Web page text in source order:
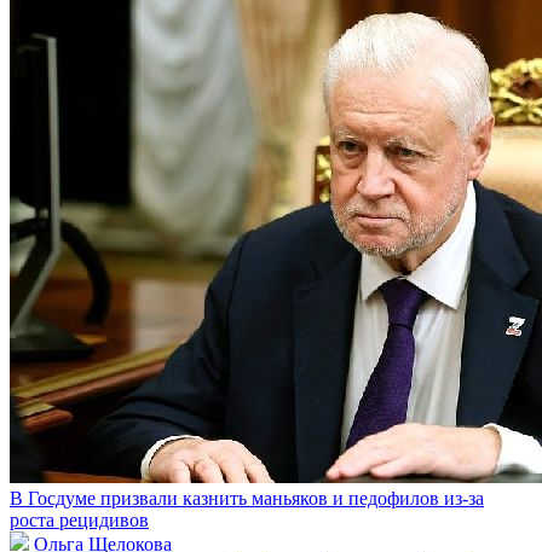
В Госдуме призвали казнить маньяков и педофилов из-за
роста рецидивов
Ольга Щелокова